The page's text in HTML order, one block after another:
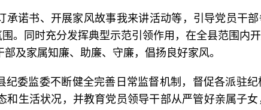
诺书、开展家风故事我来讲活动等，引导党员干部
。同时充分发挥典型示范引领作用，在全县范围内开
及家属知廉、助廉、守廉，倡扬良好家风。
委监委不断健全完善日常监督机制，督促各派驻
生活状况，并教育党员领导干部从严管好亲属子